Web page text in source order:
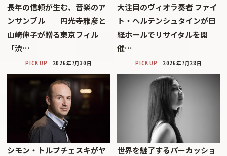
長年の信頼が生む、音楽のア
ンサンブル──円光寺雅彦と
山崎伸子が贈る東京フィル
「渋…
PICK UP 2026年7月30日
大注目のヴィオラ奏者 ファイ
ト・ヘルテンシュタインが日
経ホールでリサイタルを開
催…
PICK UP 2026年7月28日
シモン・トルプチェスキがヤ
世界を魅了するパーカッショ